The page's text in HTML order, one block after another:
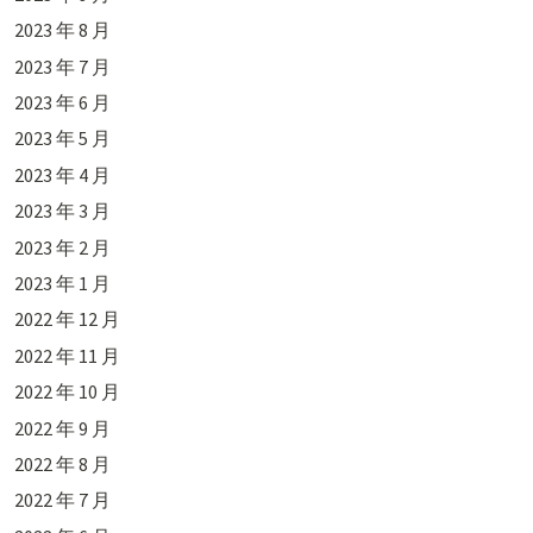
2023 年 8 月
2023 年 7 月
2023 年 6 月
2023 年 5 月
2023 年 4 月
2023 年 3 月
2023 年 2 月
2023 年 1 月
2022 年 12 月
2022 年 11 月
2022 年 10 月
2022 年 9 月
2022 年 8 月
2022 年 7 月